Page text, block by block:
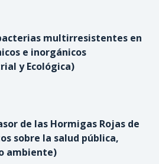
multirresistentes en
e inorgánicos
y Ecológica)
de las Hormigas Rojas de
sobre la salud pública,
ambiente)